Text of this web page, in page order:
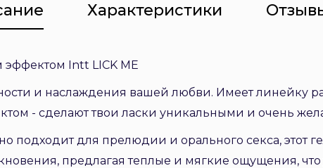
Характеристики
Intt LICK ME
и наслаждения вашей любви. Имеет линейку
- сделают твои ласки уникальными и очень
подходит для прелюдии и орального секса, этот
предлагая теплые и мягкие ощущения, что